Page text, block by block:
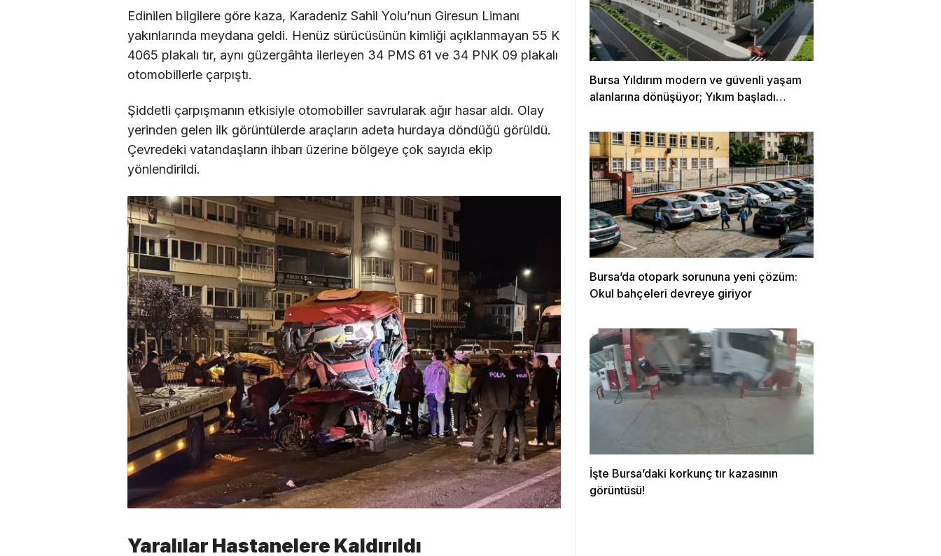
Edinilen bilgilere göre kaza, Karadeniz Sahil Yolu’nun Giresun Limanı
yakınlarında meydana geldi. Henüz sürücüsünün kimliği açıklanmayan 55 K
4065 plakalı tır, aynı güzergâhta ilerleyen 34 PMS 61 ve 34 PNK 09 plakalı
otomobillerle çarpıştı.
Şiddetli çarpışmanın etkisiyle otomobiller savrularak ağır hasar aldı. Olay
yerinden gelen ilk görüntülerde araçların adeta hurdaya döndüğü görüldü.
Çevredeki vatandaşların ihbarı üzerine bölgeye çok sayıda ekip
yönlendirildi.
Yaralılar Hastanelere Kaldırıldı
Bursa Yıldırım modern ve güvenli yaşam
alanlarına dönüşüyor; Yıkım başladı…
Bursa’da otopark sorununa yeni çözüm:
Okul bahçeleri devreye giriyor
İşte Bursa’daki korkunç tır kazasının
görüntüsü!